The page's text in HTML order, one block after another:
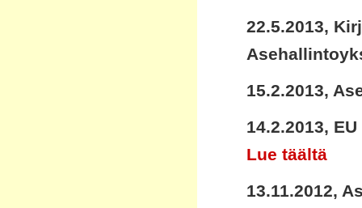
22.5.2013,
15.2.2013,
14.2.2013,
Lue täältä
13.11.2012,